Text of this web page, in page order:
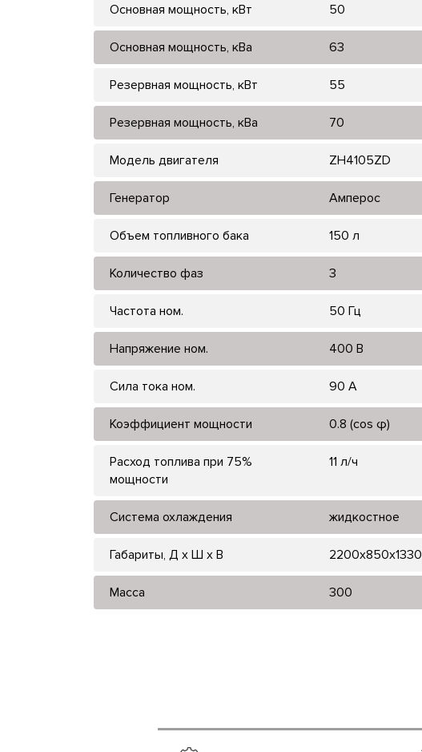
Основная мощность, кВт 50
Основная мощность, кВа 63
Резервная мощность, кВт 55
Резервная мощность, кВа 70
Модель двигателя ZH4105ZD
Генератор Амперос
Объем топливного бака 150 л
Количество фаз 3
Частота ном. 50 Гц
Напряжение ном. 400 В
Сила тока ном. 90 А
Коэффициент мощности 0.8 (cos φ)
Расход топлива при 75%
мощности
11 л/ч
Система охлаждения жидкостное
Габариты, Д x Ш x В 2200x850x1330
Масса 300